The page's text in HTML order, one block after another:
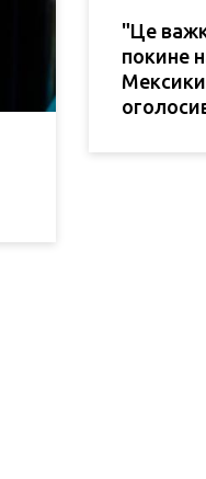
"Це
покине
Мексики